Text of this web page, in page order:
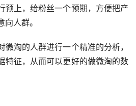
预上，给粉丝一个预期，方便把产
人群。
淘的人群进行一个精准的分析，
特征，从而可以更好的做微淘的数